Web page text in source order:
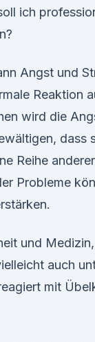
ich
Angst und
Reaktion
wird die
dass
Reihe
Probleme
und
auch
mit